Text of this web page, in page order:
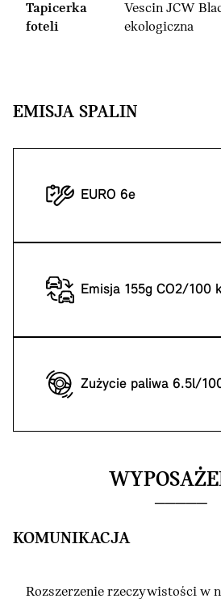
Tapicerka
foteli
Vescin JCW
ekologiczna
EMISJA SPALIN
EURO 6e
Emisja 155g CO2/100
Zużycie paliwa 6.5l/
KOMUNIKACJA
Rozszerzenie rzeczywistości w